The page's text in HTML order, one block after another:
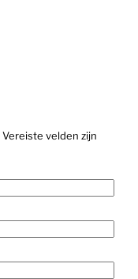
Vereiste velden zijn